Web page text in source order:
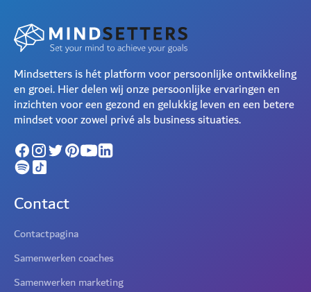
Mindsetters is hét platform voor persoonlijke ontwikkeling
en groei. Hier delen wij onze persoonlijke ervaringen en
inzichten voor een gezond en gelukkig leven en een betere
mindset voor zowel privé als business situaties.
Contact
Contactpagina
Samenwerken coaches
Samenwerken marketing